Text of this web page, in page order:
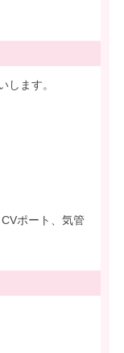
します。
ポート、気管